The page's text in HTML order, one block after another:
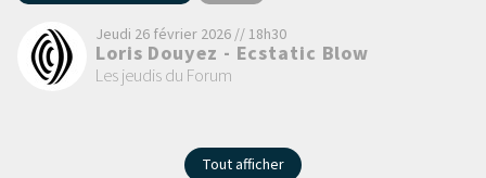
Jeudi 26 février 2026 // 18h30
Loris Douyez - Ecstatic Blow
Les jeudis du Forum
Tout afficher